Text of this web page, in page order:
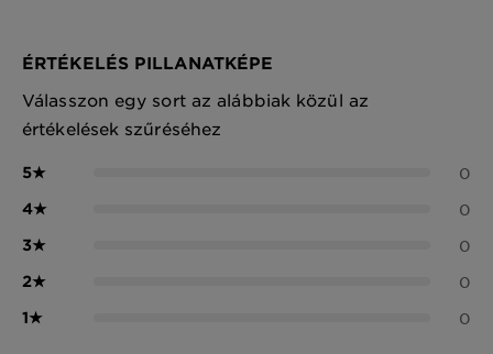
ÉRTÉKELÉS PILLANATKÉPE
Válasszon egy sort az alábbiak közül az
értékelések szűréséhez
5★ 0
4★ 0
3★ 0
2★ 0
1★ 0